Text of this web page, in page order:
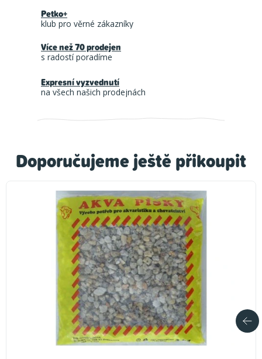
Doporučujeme ještě přikoupit
Petko+
klub pro věrné zákazníky
Více než 70 prodejen
s radostí poradíme
Expresní vyzvednutí
na všech našich prodejnách